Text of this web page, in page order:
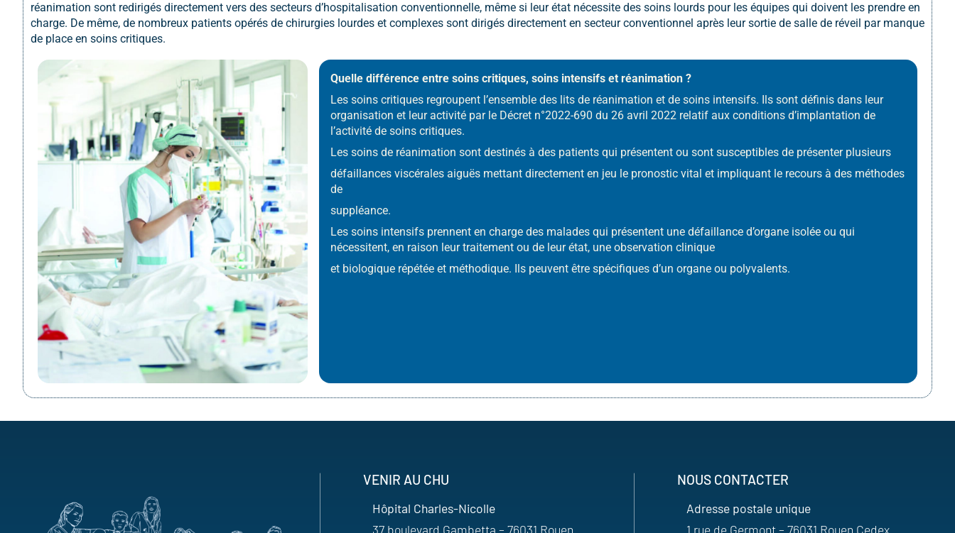
réanimation sont redirigés directement vers des secteurs d’hospitalisation conventionnelle, même si leur état nécessite des soins lourds pour les équipes qui doivent les prendre en
charge. De même, de nombreux patients opérés de chirurgies lourdes et complexes sont dirigés directement en secteur conventionnel après leur sortie de salle de réveil par manque
de place en soins critiques.
Quelle différence entre soins critiques, soins intensifs et réanimation ?
Les soins critiques regroupent l’ensemble des lits de réanimation et de soins intensifs. Ils sont définis dans leur
organisation et leur activité par le Décret n°2022-690 du 26 avril 2022 relatif aux conditions d’implantation de
l’activité de soins critiques.
Les soins de réanimation sont destinés à des patients qui présentent ou sont susceptibles de présenter plusieurs
défaillances viscérales aiguës mettant directement en jeu le pronostic vital et impliquant le recours à des méthodes
de
suppléance.
Les soins intensifs prennent en charge des malades qui présentent une défaillance d’organe isolée ou qui
nécessitent, en raison leur traitement ou de leur état, une observation clinique
et biologique répétée et méthodique. Ils peuvent être spécifiques d’un organe ou polyvalents.
VENIR AU CHU
Hôpital Charles-Nicolle
37 boulevard Gambetta – 76031 Rouen
NOUS CONTACTER
Adresse postale unique
1 rue de Germont – 76031 Rouen Cedex